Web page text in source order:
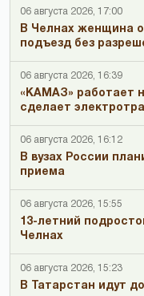
06 августа 2026, 17:00
В Челнах женщина
подъезд без
06 августа 2026, 16:39
«КАМАЗ» работает
сделает
06 августа 2026, 16:12
В вузах России
приема
06 августа 2026, 15:55
13-летний
Челнах
06 августа 2026, 15:23
В Татарстан идут